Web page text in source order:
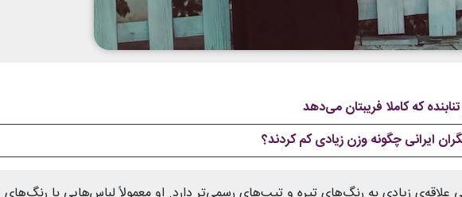
ایرانی چگونه وزن زیادی کم کردند؟